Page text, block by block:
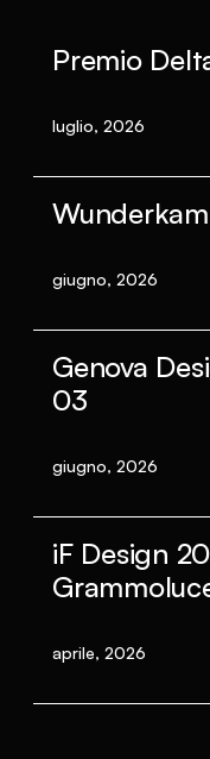
Premio
luglio, 2026
giugno, 2026
Genova
03
giugno, 2026
iF Design
aprile, 2026